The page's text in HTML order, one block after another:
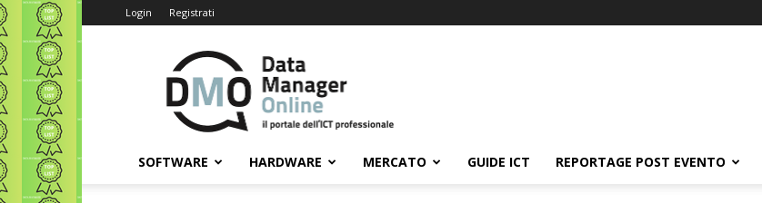
Login Registrati
Data
Manager
Online
SOFTWARE HARDWARE MERCATO GUIDE ICT REPORTAGE POST EVENTO